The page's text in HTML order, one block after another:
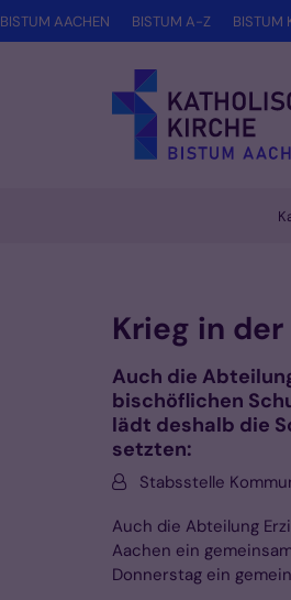
Zum Inhalt springen
BISTUM AACHEN BISTUM A-Z BISTUM
Krieg in
Auch die
bischöflichen
lädt deshalb die
setzten:
Von:Stabsstelle
Auch die Abteilung
Aachen ein
Donnerstag ein